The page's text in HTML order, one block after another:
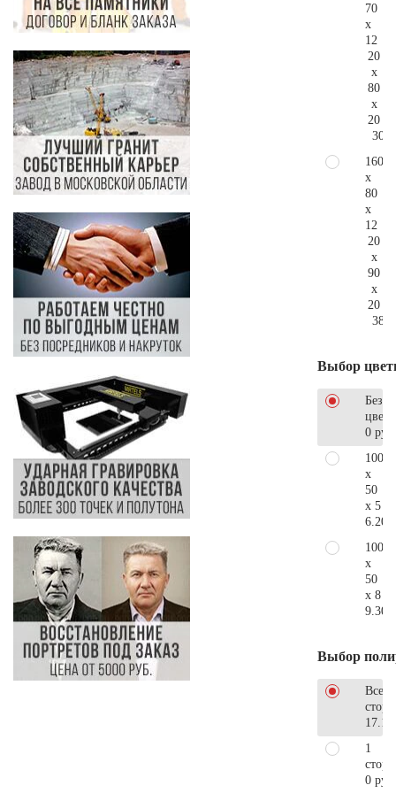
70
x
12
20
x
80
x
20
160
x
80
x
12
20
x
90
x
20
Выбор
Без
0 руб.
100
x
50
x 5
100
x
50
x 8
Выбор
Все
1
0 руб.